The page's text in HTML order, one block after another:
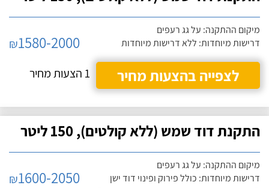
מיקום ההתקנה: על גג רעפים
דרישות מיוחדות: ללא דרישות מיוחדות
₪1580-2000
לצפייה בהצעות מחיר
1 הצעות מחיר
התקנת דוד שמש (ללא קולטים), 150 ליטר
מיקום ההתקנה: על גג רעפים
דרישות מיוחדות: כולל פירוק ופינוי דוד ישן
₪1600-2050